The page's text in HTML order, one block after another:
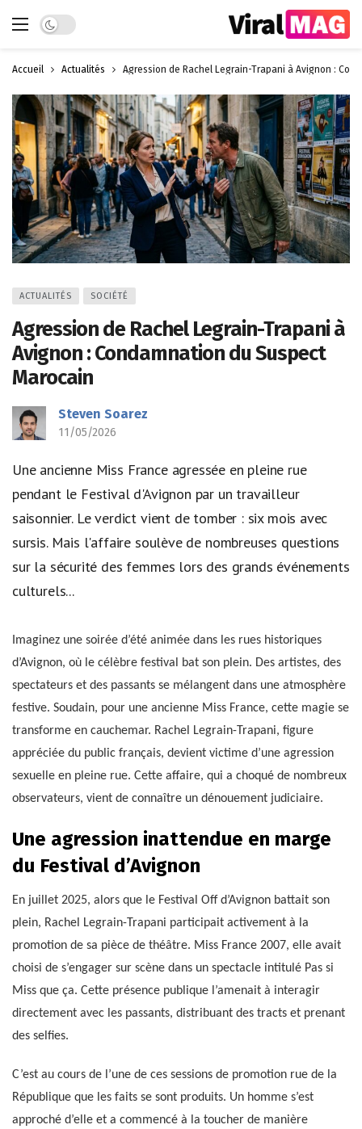
Dark mode
Accueil Actualités Agression de Rachel Legrain-Trapani à Avignon :
ACTUALITÉS SOCIÉTÉ
Agression de Rachel Legrain-Trapani à
Avignon : Condamnation du Suspect
Marocain
Steven Soarez
11/05/2026
Une ancienne Miss France agressée en pleine rue
pendant le Festival d'Avignon par un travailleur
saisonnier. Le verdict vient de tomber : six mois avec
sursis. Mais l'affaire soulève de nombreuses questions
sur la sécurité des femmes lors des grands événements
culturels...
Imaginez une soirée d’été animée dans les rues historiques
d’Avignon, où le célèbre festival bat son plein. Des artistes, des
spectateurs et des passants se mélangent dans une atmosphère
festive. Soudain, pour une ancienne Miss France, cette magie se
transforme en cauchemar. Rachel Legrain-Trapani, figure
appréciée du public français, devient victime d’une agression
sexuelle en pleine rue. Cette affaire, qui a choqué de nombreux
observateurs, vient de connaître un dénouement judiciaire.
Une agression inattendue en marge
du Festival d’Avignon
En juillet 2025, alors que le Festival Off d’Avignon battait son
plein, Rachel Legrain-Trapani participait activement à la
promotion de sa pièce de théâtre. Miss France 2007, elle avait
choisi de s’engager sur scène dans un spectacle intitulé Pas si
Miss que ça. Cette présence publique l’amenait à interagir
directement avec les passants, distribuant des tracts et prenant
des selfies.
C’est au cours de l’une de ces sessions de promotion rue de la
République que les faits se sont produits. Un homme s’est
approché d’elle et a commencé à la toucher de manière